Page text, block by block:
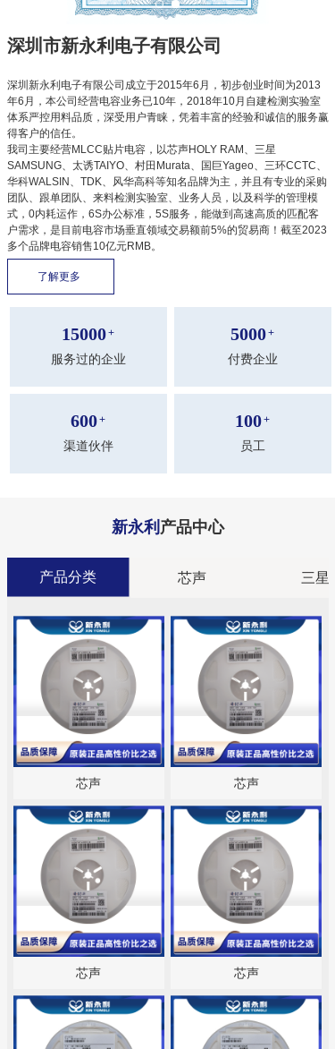
深圳市新永利电子有限公司
深圳新永利电子有限公司成立于2015年6月，初步创业时间为2013
年6月，本公司经营电容业务已10年，2018年10月自建检测实验室
体系严控用料品质，深受用户青睐，凭着丰富的经验和诚信的服务赢
得客户的信任。
我司主要经营MLCC贴片电容，以芯声HOLY RAM、三星
SAMSUNG、太诱TAIYO、村田Murata、国巨Yageo、三环CCTC、
华科WALSIN、TDK、风华高科等知名品牌为主，并且有专业的采购
团队、跟单团队、来料检测实验室、业务人员，以及科学的管理模
式，0内耗运作，6S办公标准，5S服务，能做到高速高质的匹配客
户需求，是目前电容市场垂直领域交易额前5%的贸易商！截至2023
多个品牌电容销售10亿元RMB。
了解更多
15000+
服务过的企业
5000+
付费企业
600+
渠道伙伴
100+
员工
新永利 产品中心
分类 芯声 三星
芯声 芯声
芯声 芯声
产品分类